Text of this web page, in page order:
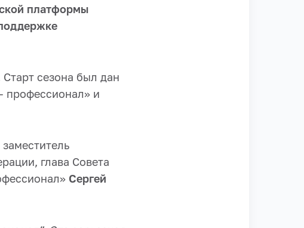
платформы
сезона был дан
профессионал» и
глава Совета
Сергей